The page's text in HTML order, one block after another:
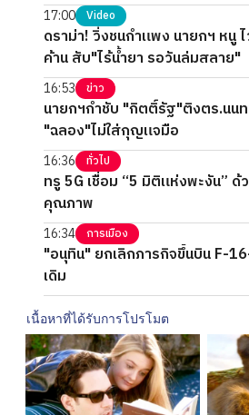
17:00 Video
ดราม่า! วิ่งชนกำแพง นายกฯ หนู
ค้าน สับ"ไร้น้ำยา รอวันล่มสลาย"
16:53 ข่าว
นายกฯกำชับ "กิตติ์รัฐ"ติงตร.นนทบุรี ป
"ฉลอง"ไม่ใส่กุญแจมือ
16:36 ทั่วไป
ทรู 5G เชื่อม “5 มิติแห่งพะงัน”
คุณภาพ
16:34 การเมือง
"อนุทิน" ยกเลิกภารกิจขึ้นบิน F-
เดิม